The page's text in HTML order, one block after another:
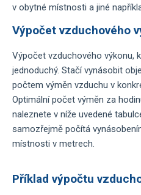
v obytné místnosti a jiné
Výpočet vzduchového
Výpočet vzduchového výkonu,
jednoduchý. Stačí vynásobit
počtem výměn vzduchu v
Optimální počet výměn za
naleznete v níže uvedené
samozřejmě počítá
místnosti v metrech.
Příklad výpočtu